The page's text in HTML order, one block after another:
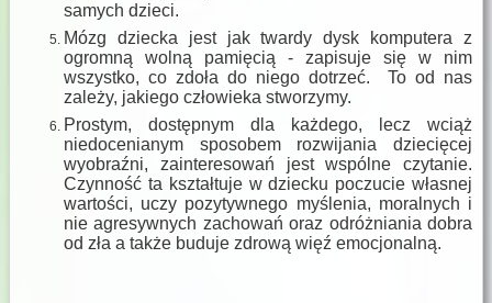
samych dzieci.
Mózg dziecka jest jak twardy dysk komputera z
ogromną wolną pamięcią - zapisuje się w nim
wszystko, co zdoła do niego dotrzeć. To od nas
zależy, jakiego człowieka stworzymy.
Prostym, dostępnym dla każdego, lecz wciąż
niedocenianym sposobem rozwijania dziecięcej
wyobraźni, zainteresowań jest wspólne czytanie.
Czynność ta kształtuje w dziecku poczucie własnej
wartości, uczy pozytywnego myślenia, moralnych i
nie agresywnych zachowań oraz odróżniania dobra
od zła a także buduje zdrową więź emocjonalną.